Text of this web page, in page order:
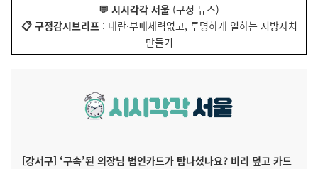
💬 시시각각 서울 (구정 뉴스)
📋 구정감시브리프: 내란·부패세력없고, 투명하게 일하는 지방자치
만들기
[강서구] ‘구속’된 의장님 법인카드가 탐나셨나요? 비리 덮고 카드